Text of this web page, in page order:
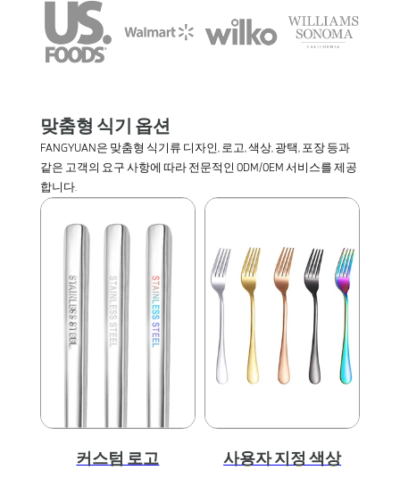
맞춤형 식기 옵션
FANGYUAN은 맞춤형 식기류 디자인, 로고, 색상, 광택, 포장 등과
같은 고객의 요구 사항에 따라 전문적인 0DM/0EM 서비스를 제공
합니다.
커스텀 로고 사용자 지정 색상